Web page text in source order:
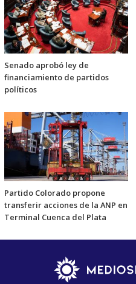
Senado aprobó ley de
financiamiento de partidos
políticos
Partido Colorado propone
transferir acciones de la ANP en
Terminal Cuenca del Plata